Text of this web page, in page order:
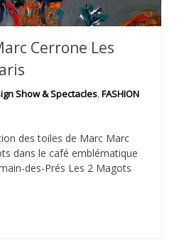
Cerrone Les
Show & Spectacles,FASHION
des toiles de Marc Marc
dans le café emblématique
des-Prés Les 2 Magots